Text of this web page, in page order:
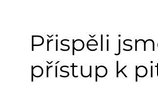
Přispěli
přístup k